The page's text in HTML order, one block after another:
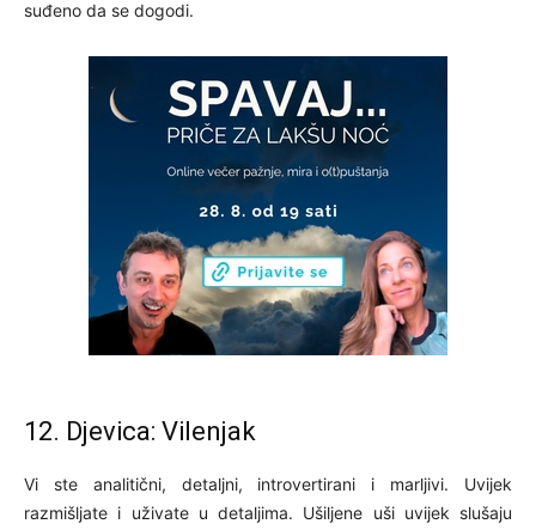
suđeno da se dogodi.
12. Djevica: Vilenjak
Vi ste analitični, detaljni, introvertirani i marljivi. Uvijek
razmišljate i uživate u detaljima. Ušiljene uši uvijek slušaju